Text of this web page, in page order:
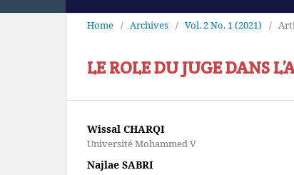
Home / Archives / Vol. 2 No. 1 (2021) /
LE ROLE DU JUGE DANS
Wissal CHARQI
Université Mohammed V
Najlae SABRI